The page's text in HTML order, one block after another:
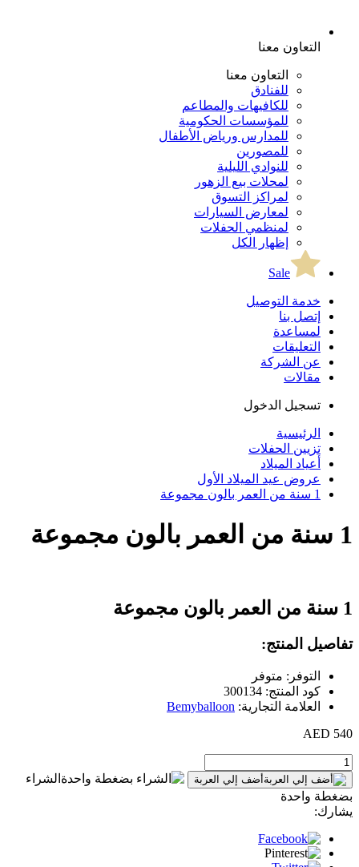
التعاون معنا
التعاون معنا
للفنادق
للكافيهات والمطاعم
للمؤسسات الحكومية
للمدارس ورياض الأطفال
للمصورين
للنوادي الليلية
لمحلات بيع الزهور
لمراكز التسوق
لمعارض السيارات
لمنظمي الحفلات
إظهار الكل
Sale
خدمة التوصيل
إتصل بنا
لمساعدة
التعليقات
عن الشركة
مقالات
تسجيل الدخول
الرئيسية
تزيين الحفلات
أعياد الميلاد
عروض عيد الميلاد الأول
1 سنة من العمر بالون مجموعة
1 سنة من العمر بالون مجموعة
1 سنة من العمر بالون مجموعة
تفاصيل المنتج:
التوفر: متوفر
كود المنتج: 300134
العلامة التجارية: Bemyballoon
540 AED
أضف إلي العربة
الشراء
بضغطة واحدة
يشارك: